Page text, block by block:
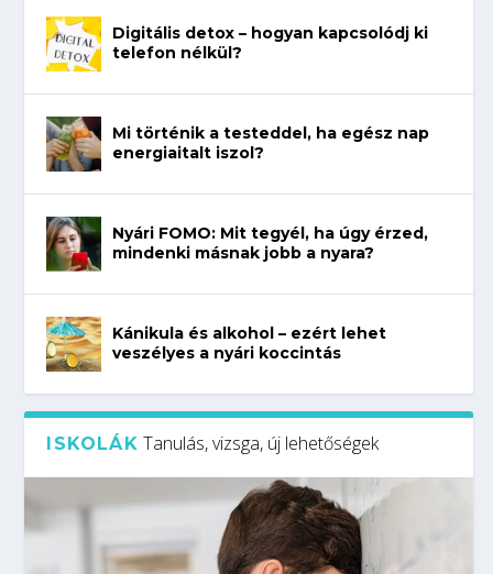
Digitális detox – hogyan kapcsolódj ki
telefon nélkül?
Mi történik a testeddel, ha egész nap
energiaitalt iszol?
Nyári FOMO: Mit tegyél, ha úgy érzed,
mindenki másnak jobb a nyara?
Kánikula és alkohol – ezért lehet
veszélyes a nyári koccintás
ISKOLÁK Tanulás, vizsga, új lehetőségek